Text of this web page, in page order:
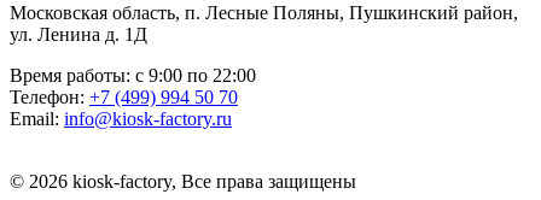
Московская область, п. Лесные Поляны, Пушкинский район,
ул. Ленина д. 1Д
Время работы: с 9:00 по 22:00
Телефон: +7 (499) 994 50 70
Email: info@kiosk-factory.ru
© 2026 kiosk-factory, Все права защищены